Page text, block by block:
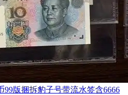
99版捆拆豹子号带流水签含6666